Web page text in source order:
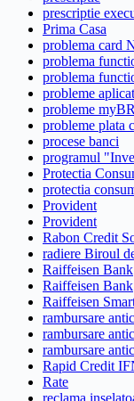
prescriptie
Prima Casa
problema card
problema
problema
probleme
probleme
probleme plata
procese banci
programul
Protectia
protectia
Provident
Provident
Rabon Credit
radiere Biroul
Raiffeisen Bank
Raiffeisen Bank
Raiffeisen
rambursare
rambursare
rambursare
Rapid Credit
Rate